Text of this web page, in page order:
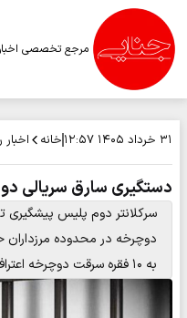
مرجع تخصصی
۳۱ خرداد ۱۴۰۵ ۱۲:۵۷ خانه اخبار
دستگیری سارق سریالی
سرکلانتر دوم پلیس پیشگیری
دوچرخه در محدوده مرزداران
به ۱۰ فقره سرقت دوچرخه اعتراف کرده است.